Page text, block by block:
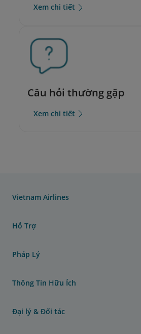
Xem chi tiết
Câu hỏi thường gặp
Xem chi tiết
Vietnam Airlines
Hỗ Trợ
Pháp Lý
Thông Tin Hữu Ích
Đại lý & Đối tác